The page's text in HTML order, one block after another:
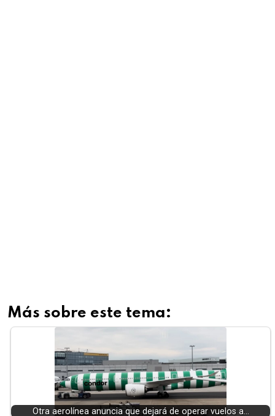
Más sobre este tema:
Otra aerolínea anuncia que dejará de operar vuelos a…